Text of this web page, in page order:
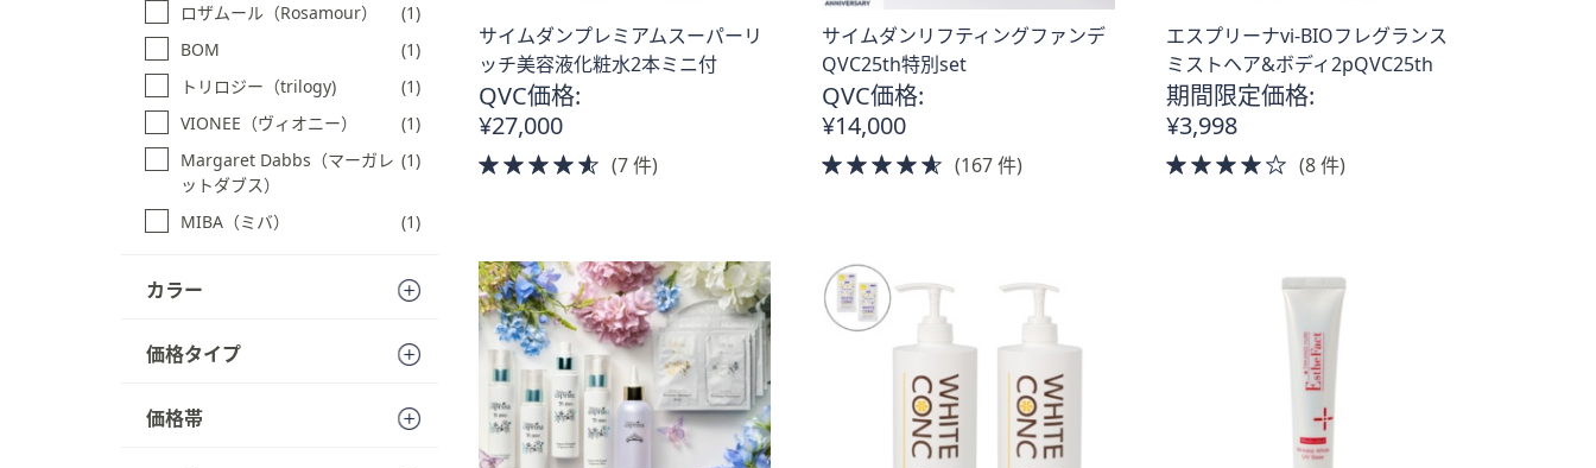
ロザムール（Rosamour）
(1)
BOM
(1)
トリロジー（trilogy)
(1)
VIONEE（ヴィオニー）
(1)
Margaret Dabbs（マーガレ
ットダブス）
(1)
MIBA（ミバ） (1)
カラー
価格タイプ
価格帯
サイムダンプレミアムスーパーリ
ッチ美容液化粧水2本ミニ付
QVC価格:
¥27,000
4.5
(7 件)
サイムダンリフティングファンデ
QVC25th特別set
QVC価格:
¥14,000
4.5
(167 件)
エスプリーナvi-BIOフレグランス
ミストヘア&ボディ2pQVC25th
期間限定価格:
¥3,998
4.0
(8 件)